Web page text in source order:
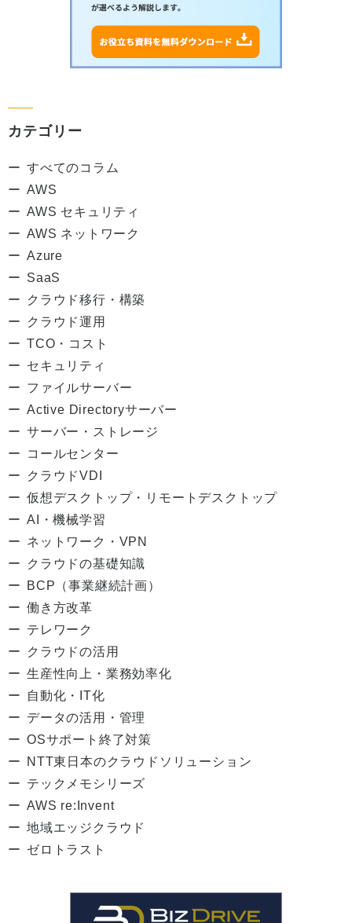
カテゴリー
すべてのコラム
AWS
AWS セキュリティ
AWS ネットワーク
Azure
SaaS
クラウド移行・構築
クラウド運用
TCO・コスト
セキュリティ
ファイルサーバー
Active Directoryサーバー
サーバー・ストレージ
コールセンター
クラウドVDI
仮想デスクトップ・リモートデスクトップ
AI・機械学習
ネットワーク・VPN
クラウドの基礎知識
BCP（事業継続計画）
働き方改革
テレワーク
クラウドの活用
生産性向上・業務効率化
自動化・IT化
データの活用・管理
OSサポート終了対策
NTT東日本のクラウドソリューション
テックメモシリーズ
AWS re:Invent
地域エッジクラウド
ゼロトラスト